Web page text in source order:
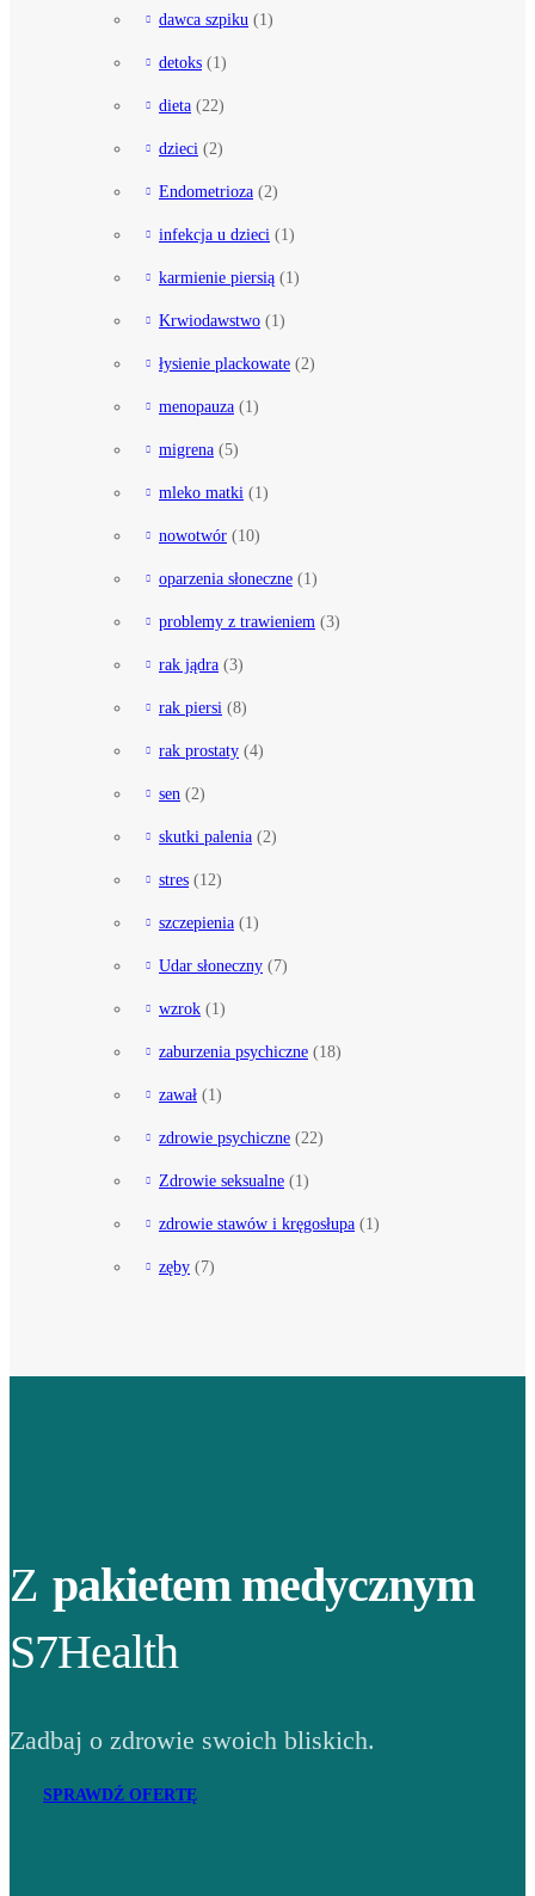
dawca szpiku (1)
detoks (1)
dieta (22)
dzieci (2)
Endometrioza (2)
infekcja u dzieci (1)
karmienie piersią (1)
Krwiodawstwo (1)
łysienie plackowate (2)
menopauza (1)
migrena (5)
mleko matki (1)
nowotwór (10)
oparzenia słoneczne (1)
problemy z trawieniem (3)
rak jądra (3)
rak piersi (8)
rak prostaty (4)
sen (2)
skutki palenia (2)
stres (12)
szczepienia (1)
Udar słoneczny (7)
wzrok (1)
zaburzenia psychiczne (18)
zawał (1)
zdrowie psychiczne (22)
Zdrowie seksualne (1)
zdrowie stawów i kręgosłupa (1)
zęby (7)
Z pakietem medycznym
S7Health
Zadbaj o zdrowie swoich bliskich.
SPRAWDŹ OFERTĘ